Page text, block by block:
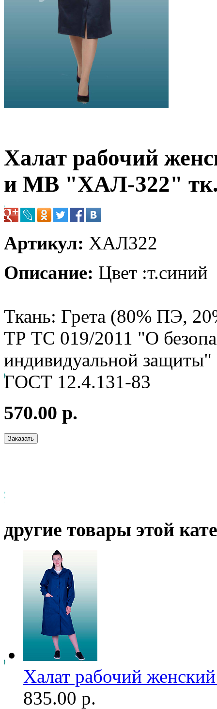
Халат рабочий
и МВ "ХАЛ-322"
Артикул: ХАЛ322
Описание: Цвет :т.синий
Ткань: Грета (80% ПЭ,
ТР ТС 019/2011 "О
индивидуальной защиты"
ГОСТ 12.4.131-83
570.00 р.
другие товары этой
Халат рабочий
835.00 р.